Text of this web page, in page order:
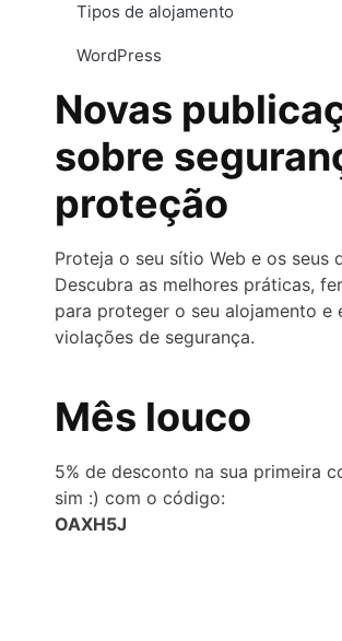
Tipos de alojamento
WordPress
Novas
sobre
proteção
Proteja o seu sítio Web e os seus
Descubra as melhores práticas,
para proteger o seu alojamento e
violações de segurança.
Mês louco
5% de desconto na sua primeira
sim :) com o código:
OAXH5J